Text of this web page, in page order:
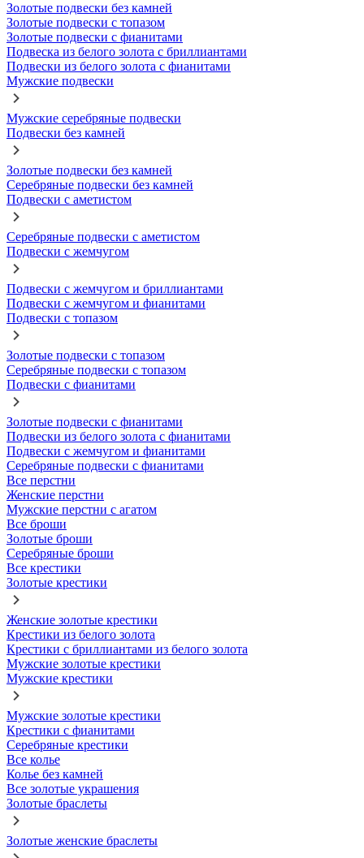
Золотые подвески без камней
Золотые подвески с топазом
Золотые подвески с фианитами
Подвеска из белого золота с бриллиантами
Подвески из белого золота с фианитами
Мужские подвески
Мужские серебряные подвески
Подвески без камней
Золотые подвески без камней
Серебряные подвески без камней
Подвески с аметистом
Серебряные подвески с аметистом
Подвески с жемчугом
Подвески с жемчугом и бриллиантами
Подвески с жемчугом и фианитами
Подвески с топазом
Золотые подвески с топазом
Серебряные подвески с топазом
Подвески с фианитами
Золотые подвески с фианитами
Подвески из белого золота с фианитами
Подвески с жемчугом и фианитами
Серебряные подвески с фианитами
Все перстни
Женские перстни
Мужские перстни с агатом
Все броши
Золотые броши
Серебряные броши
Все крестики
Золотые крестики
Женские золотые крестики
Крестики из белого золота
Крестики с бриллиантами из белого золота
Мужские золотые крестики
Мужские крестики
Мужские золотые крестики
Крестики с фианитами
Серебряные крестики
Все колье
Колье без камней
Все золотые украшения
Золотые браслеты
Золотые женские браслеты